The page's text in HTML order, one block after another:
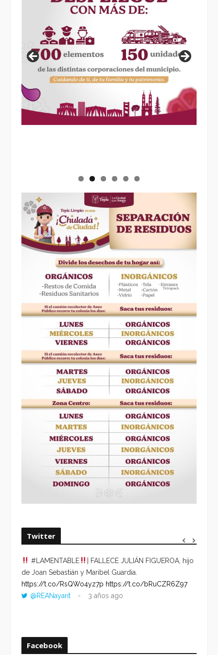
Twitter
#LAMENTABLE
| FALLECE JULIÁN FIGUEROA, hijo
de Joan Sebastián y Maribel Guardia.
https://t.co/RsQWo4yz7p https://t.co/bRuCZR6Z97
@REANayarit
3 años ago
Facebook